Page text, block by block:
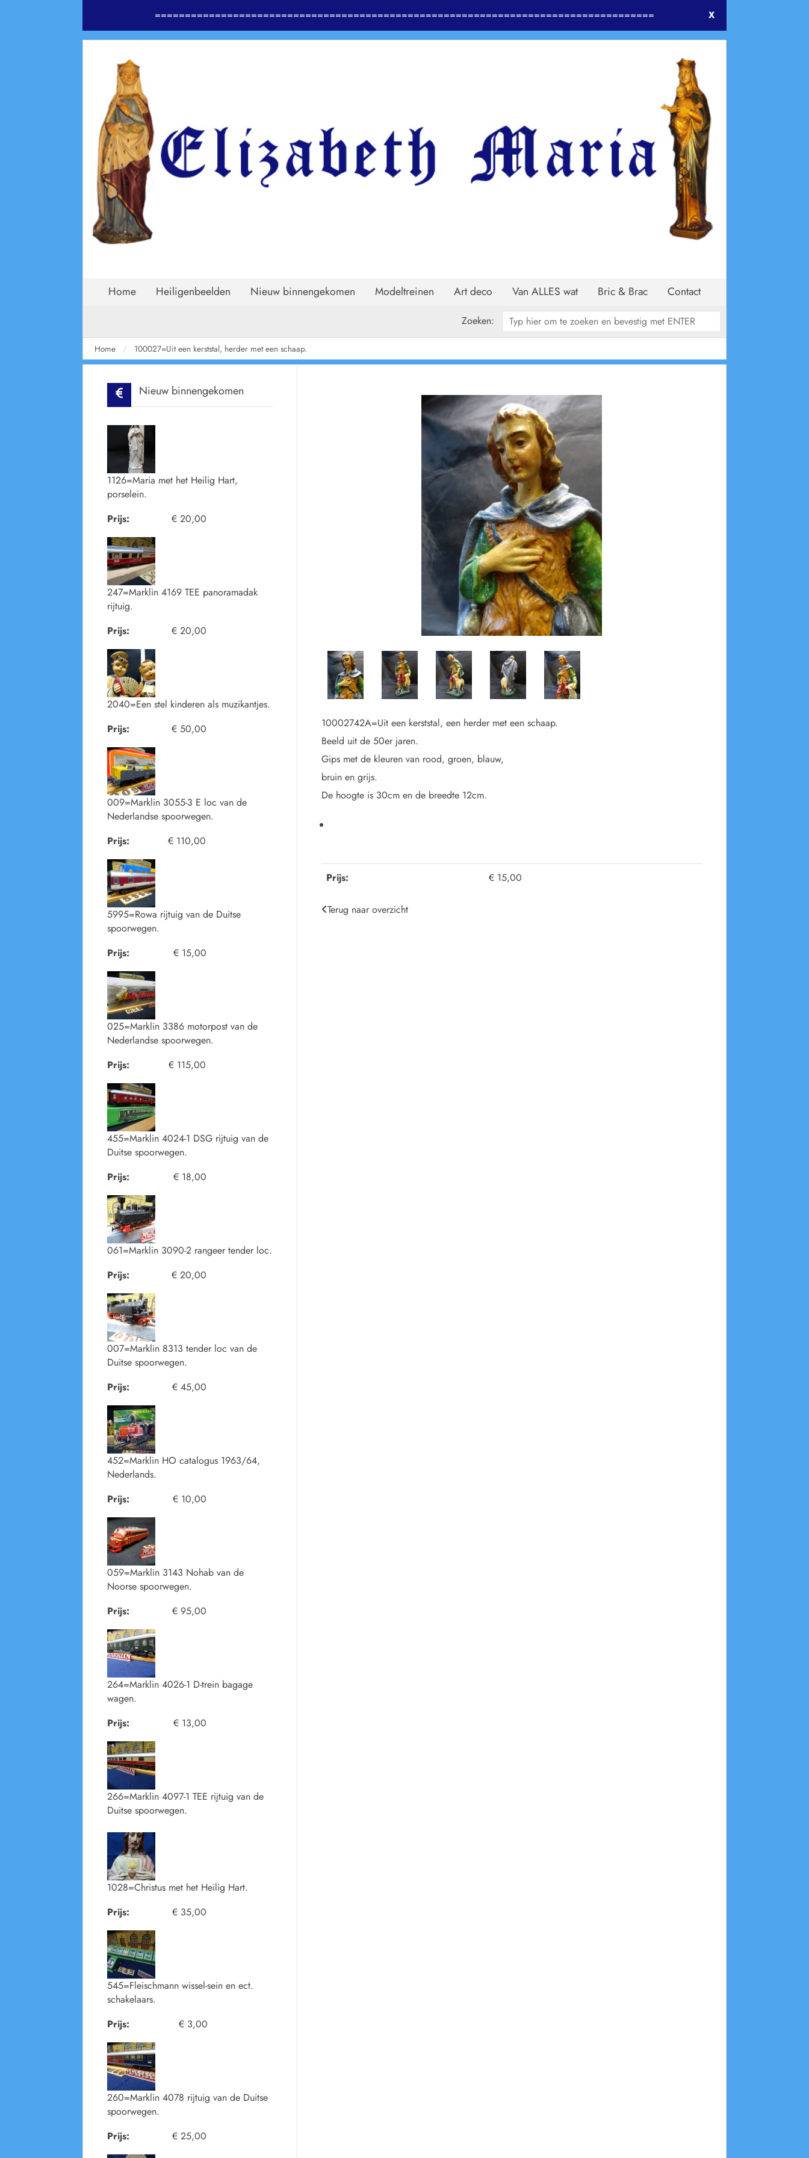
=================================================================================== X
Home Heiligenbeelden Nieuw binnengekomen Modeltreinen Art deco Van ALLES wat Bric & Brac Contact
Zoeken:
Home 100027=Uit een kerststal, herder met een schaap.
Prijs: € 15,00
10002742A=Uit een kerststal, een herder met een schaap.
Beeld uit de 50er jaren.
Gips met de kleuren van rood, groen, blauw,
bruin en grijs.
De hoogte is 30cm en de breedte 12cm.
Terug naar overzicht
Nieuw binnengekomen
1126=Maria met het Heilig Hart,
porselein.
Prijs:
€ 20,00
247=Marklin 4169 TEE panoramadak
rijtuig.
Prijs:
€ 20,00
2040=Een stel kinderen als muzikantjes.
Prijs:
€ 50,00
009=Marklin 3055-3 E loc van de
Nederlandse spoorwegen.
Prijs:
€ 110,00
5995=Rowa rijtuig van de Duitse
spoorwegen.
Prijs:
€ 15,00
025=Marklin 3386 motorpost van de
Nederlandse spoorwegen.
Prijs:
€ 115,00
455=Marklin 4024-1 DSG rijtuig van de
Duitse spoorwegen.
Prijs:
€ 18,00
061=Marklin 3090-2 rangeer tender loc.
Prijs:
€ 20,00
007=Marklin 8313 tender loc van de
Duitse spoorwegen.
Prijs:
€ 45,00
452=Marklin HO catalogus 1963/64,
Nederlands.
Prijs:
€ 10,00
059=Marklin 3143 Nohab van de
Noorse spoorwegen.
Prijs:
€ 95,00
264=Marklin 4026-1 D-trein bagage
wagen.
Prijs:
€ 13,00
266=Marklin 4097-1 TEE rijtuig van de
Duitse spoorwegen.
1028=Christus met het Heilig Hart.
Prijs:
€ 35,00
545=Fleischmann wissel-sein en ect.
schakelaars.
Prijs:
€ 3,00
260=Marklin 4078 rijtuig van de Duitse
spoorwegen.
Prijs:
€ 25,00